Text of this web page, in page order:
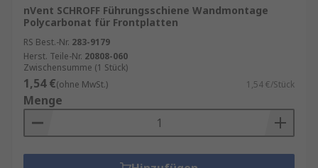
nVent SCHROFF Führungsschiene Wandmontage
Polycarbonat für Frontplatten
RS Best.-Nr. 283-9179
Herst. Teile-Nr. 20808-060
Zwischensumme (1 Stück)
1,54 €(ohne MwSt.) 1,54 €/Stück
Menge